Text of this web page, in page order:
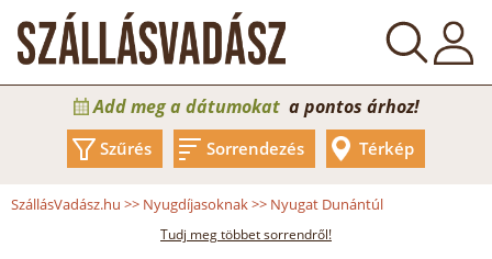
Add meg a dátumokat a pontos árhoz!
Szűrés Sorrendezés Térkép
SzállásVadász.hu >> Nyugdíjasoknak>> Nyugat Dunántúl
Tudj meg többet sorrendről!